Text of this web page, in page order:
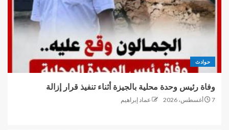
حوادث
وفاة رئيس وحدة محلية بالجيزة أثناء تنفيذ قرار إزالة
7 أغسطس، 2026 عماد إبراهيم